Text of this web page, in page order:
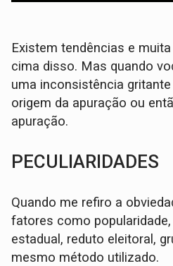
Existem tendências e
cima disso. Mas quando
uma inconsistência
origem da apuração ou
apuração.
PECULIARIDADES
Quando me refiro a
fatores como
estadual, reduto eleitoral,
mesmo método utilizado.